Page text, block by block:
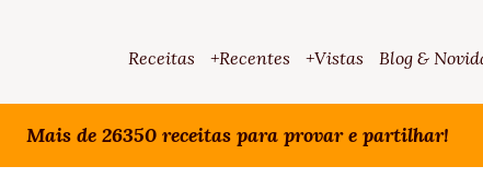
Receitas +Recentes +Vistas Blog &
Mais de 26350 receitas para provar e partilhar!